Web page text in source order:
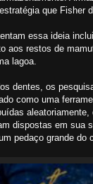
que Fisher
essa ideia
aos restos de
lagoa.
dentes, os
como uma
dispostas em sua
pedaço grande do